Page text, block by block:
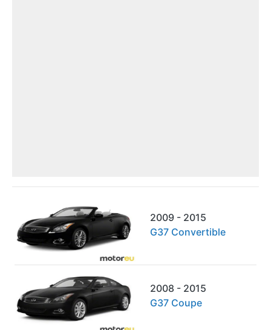
2009 - 2015
G37 Convertible
2008 - 2015
G37 Coupe